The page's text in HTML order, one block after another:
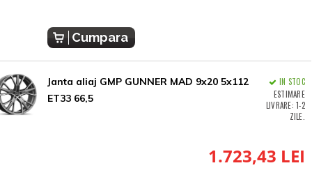
Cumpara
Janta aliaj GMP GUNNER MAD 9x20 5x112
ET33 66,5
IN STOC
ESTIMARE
LIVRARE: 1-2
ZILE.
1.723,43 LEI